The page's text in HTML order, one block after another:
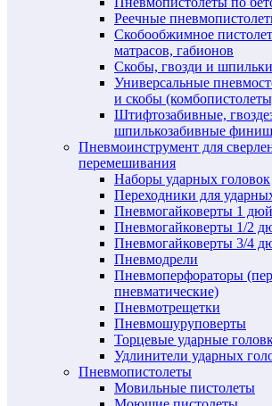
Реечные
Скобообжимное
матрасов, габионов
Скобы, гвозди и шпильки
Универсальные
и скобы
Штифтозабивные,
шпилькозабивные
Пневмоинструмент для
перемешивания
Наборы ударных головок
Переходники для
Пневмогайковерты 1
Пневмогайковерты 1/2
Пневмогайковерты 3/4
Пневмодрели
Пневмоперфораторы
пневматические)
Пневмотрещетки
Пневмошуруповерты
Торцевые ударные
Удлинители ударных
Пневмопистолеты
Мовильные пистолеты